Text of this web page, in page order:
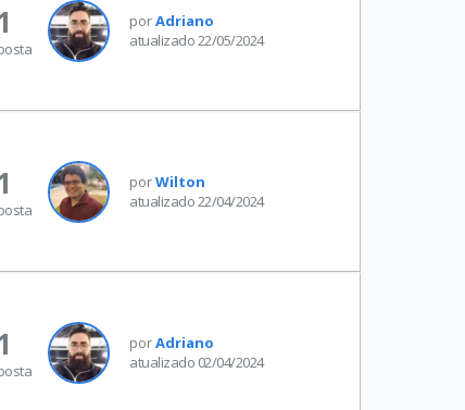
porAdriano
atualizado 22/05/2024
porWilton
atualizado 22/04/2024
porAdriano
atualizado 02/04/2024